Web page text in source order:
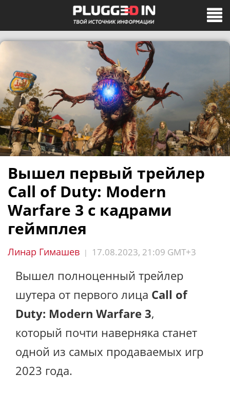
Вышел первый трейлер
Call of Duty: Modern
Warfare 3 с кадрами
геймплея
Линар Гимашев | 17.08.2023, 21:09 GMT+3
Вышел полноценный трейлер
шутера от первого лица Call of
Duty: Modern Warfare 3,
который почти наверняка станет
одной из самых продаваемых игр
2023 года.